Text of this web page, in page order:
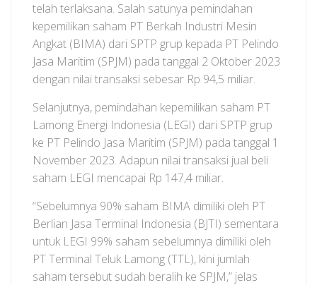
telah terlaksana. Salah satunya pemindahan
kepemilikan saham PT Berkah Industri Mesin
Angkat (BIMA) dari SPTP grup kepada PT Pelindo
Jasa Maritim (SPJM) pada tanggal 2 Oktober 2023
dengan nilai transaksi sebesar Rp 94,5 miliar.
Selanjutnya, pemindahan kepemilikan saham PT
Lamong Energi Indonesia (LEGI) dari SPTP grup
ke PT Pelindo Jasa Maritim (SPJM) pada tanggal 1
November 2023. Adapun nilai transaksi jual beli
saham LEGI mencapai Rp 147,4 miliar.
“Sebelumnya 90% saham BIMA dimiliki oleh PT
Berlian Jasa Terminal Indonesia (BJTI) sementara
untuk LEGI 99% saham sebelumnya dimiliki oleh
PT Terminal Teluk Lamong (TTL), kini jumlah
saham tersebut sudah beralih ke SPJM,” jelas